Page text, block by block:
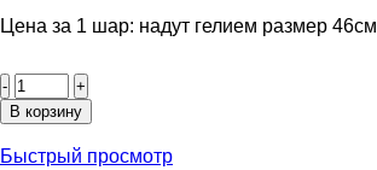
Цена за 1 шар: надут гелием размер 46см
товара
Фольгированная
“Нежно-
В корзину
Быстрый просмотр